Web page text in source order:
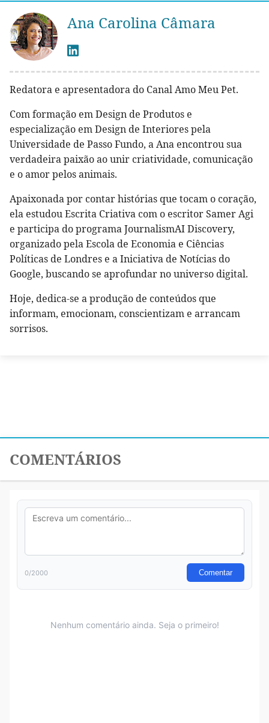
Ana Carolina Câmara
Redatora e apresentadora do Canal Amo Meu Pet.
Com formação em Design de Produtos e
especialização em Design de Interiores pela
Universidade de Passo Fundo, a Ana encontrou sua
verdadeira paixão ao unir criatividade, comunicação
e o amor pelos animais.
Apaixonada por contar histórias que tocam o coração,
ela estudou Escrita Criativa com o escritor Samer Agi
e participa do programa JournalismAI Discovery,
organizado pela Escola de Economia e Ciências
Políticas de Londres e a Iniciativa de Notícias do
Google, buscando se aprofundar no universo digital.
Hoje, dedica-se a produção de conteúdos que
informam, emocionam, conscientizam e arrancam
sorrisos.
COMENTÁRIOS